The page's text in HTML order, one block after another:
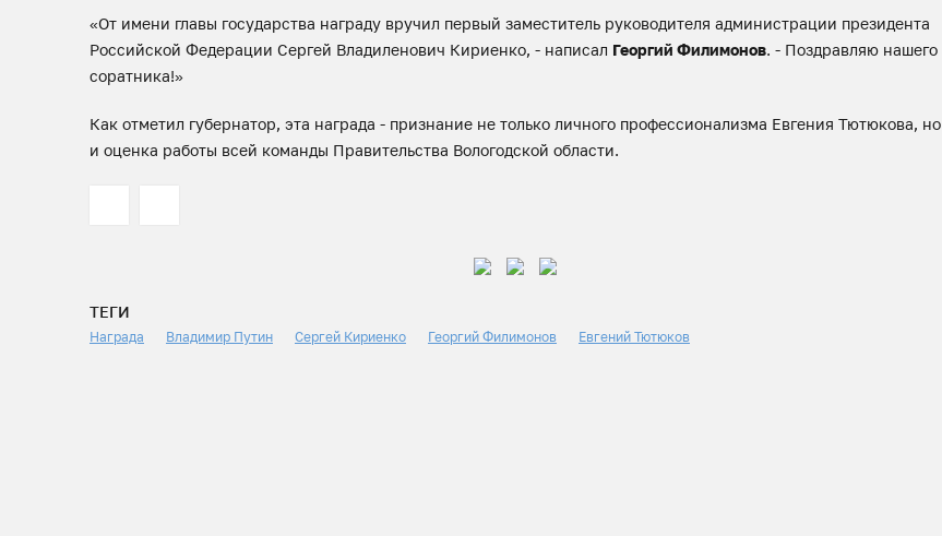
«От имени главы государства награду вручил первый заместитель руководителя администрации президента
Российской Федерации Сергей Владиленович Кириенко, - написал Георгий Филимонов. - Поздравляю нашего
соратника!»
Как отметил губернатор, эта награда - признание не только личного профессионализма Евгения Тютюкова, но
и оценка работы всей команды Правительства Вологодской области.
ТЕГИ
Награда Владимир Путин Сергей Кириенко Георгий Филимонов Евгений Тютюков